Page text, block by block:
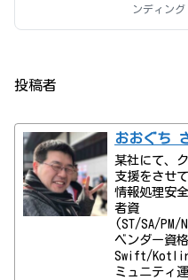
ンディング
投稿者
おおぐち
某社にて、
支援をさせ
情報処理安
者資
(ST/SA/PM/
ベンダー資格
Swift/Kotlin
ミュニティ